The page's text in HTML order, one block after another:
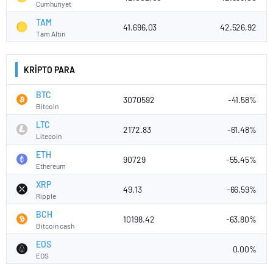
Cumhuriyet
TAM
Tam Altın
41.696,03 42.526,92
KRİPTO PARA
BTC
Bitcoin
3070592 -41.58%
LTC
Litecoin
2172.83 -61.48%
ETH
Ethereum
90729 -55.45%
XRP
Ripple
49.13 -66.59%
BCH
Bitcoin cash
10198.42 -63.80%
EOS
EOS
0.00%